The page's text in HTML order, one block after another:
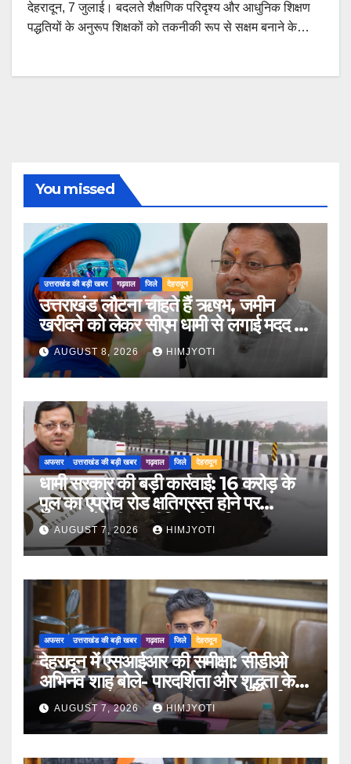
देहरादून, 7 जुलाई। बदलते शैक्षणिक परिदृश्य और आधुनिक शिक्षण
पद्धतियों के अनुरूप शिक्षकों को तकनीकी रूप से सक्षम बनाने के…
You missed
उत्तराखंड की बड़ी खबर गढ़वाल जिले देहरादून
उत्तराखंड लौटना चाहते हैं ऋषभ, जमीन
खरीदने को लेकर सीएम धामी से लगाई मदद की
गुहारAUGUST 8, 2026 HIMJYOTI
अफसर उत्तराखंड की बड़ी खबर गढ़वाल जिले देहरादून
धामी सरकार की बड़ी कार्रवाई: 16 करोड़ के
पुल का एप्रोच रोड क्षतिग्रस्त होने पर
PWD के तीन इंजीनियर निलंबित
AUGUST 7, 2026 HIMJYOTI
अफसर उत्तराखंड की बड़ी खबर गढ़वाल जिले देहरादून
देहरादून में एसआईआर की समीक्षा: सीडीओ
अभिनव शाह बोले- पारदर्शिता और शुद्धता के
साथ पूरा करें मतदाता सूची पुनरीक्षण कार्य
AUGUST 7, 2026 HIMJYOTI